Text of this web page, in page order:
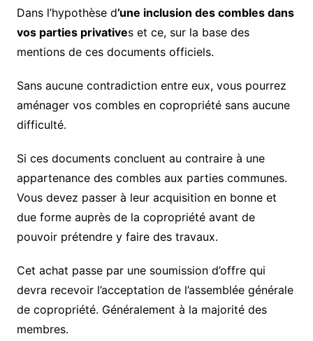
Dans l’hypothèse d’une inclusion des combles dans
vos parties privatives et ce, sur la base des
mentions de ces documents officiels.
Sans aucune contradiction entre eux, vous pourrez
aménager vos combles en copropriété sans aucune
difficulté.
Si ces documents concluent au contraire à une
appartenance des combles aux parties communes.
Vous devez passer à leur acquisition en bonne et
due forme auprès de la copropriété avant de
pouvoir prétendre y faire des travaux.
Cet achat passe par une soumission d’offre qui
devra recevoir l’acceptation de l’assemblée générale
de copropriété. Généralement à la majorité des
membres.